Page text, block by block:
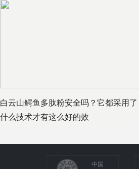
白云山鳄鱼多肽粉安全吗？它都采用了
什么技术才有这么好的效
中国